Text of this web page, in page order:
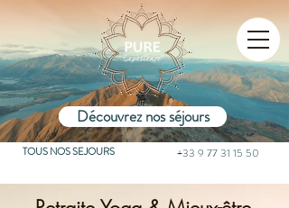
Découvrez nos séjours
+33 9 77 31 15 50
TOUS NOS SEJOURS